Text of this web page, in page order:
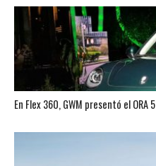
En Flex 360, GWM presentó el ORA 5